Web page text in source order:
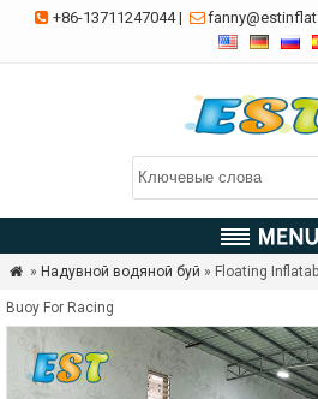
 +86-13711247044| 
 » Надувной водяной буй » Floating
Buoy For Racing